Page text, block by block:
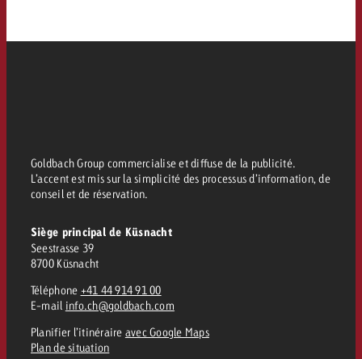
Goldbach Group commercialise et diffuse de la publicité.
L’accent est mis sur la simplicité des processus d’information, de
conseil et de réservation.
Siège principal de Küsnacht
Seestrasse 39
8700 Küsnacht
Téléphone +41 44 914 91 00
E-mail info.ch@goldbach.com
Planifier l’itinéraire avec Google Maps
Plan de situation